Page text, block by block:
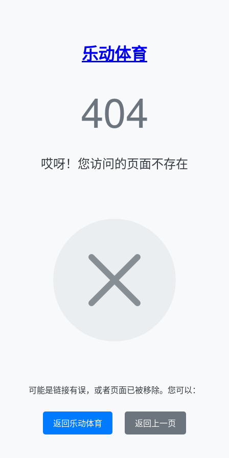
乐动体育
404
哎呀！您访问的页面不存在
可能是链接有误，或者页面已被移除。您可以：
返回乐动体育 返回上一页